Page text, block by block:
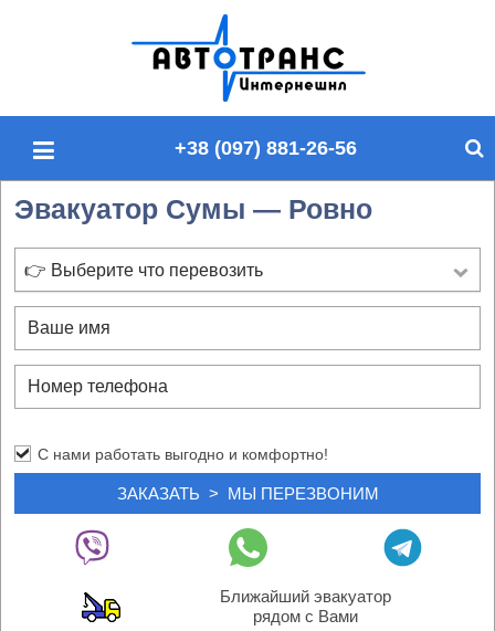
п
й
у
+38 (097) 881-26-56
Эвакуатор Сумы — Ровно
👉 Выберите что перевозить
С нами работать выгодно и комфортно!
Ближайший эвакуатор
рядом с Вами